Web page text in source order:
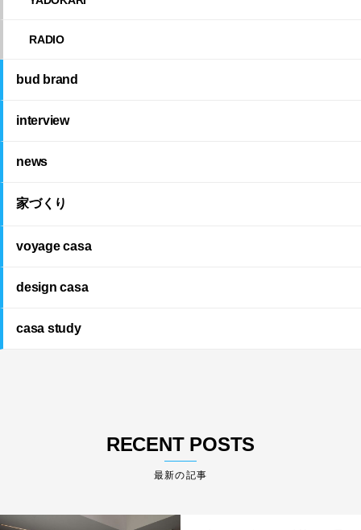
RADIO
bud brand
interview
news
家づくり
voyage casa
design casa
casa study
RECENT POSTS
最新の記事